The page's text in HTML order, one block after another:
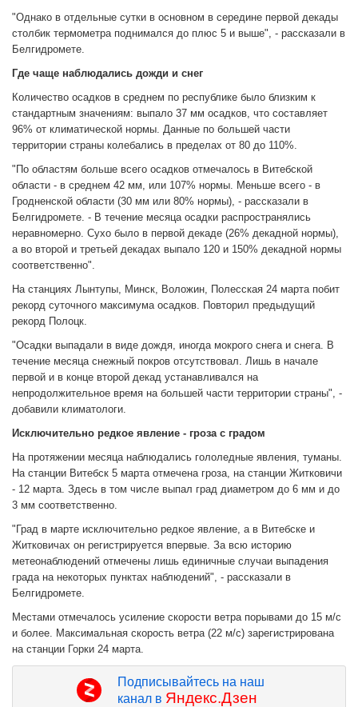
"Однако в отдельные сутки в основном в середине первой декады
столбик термометра поднимался до плюс 5 и выше", - рассказали в
Белгидромете.
Где чаще наблюдались дожди и снег
Количество осадков в среднем по республике было близким к
стандартным значениям: выпало 37 мм осадков, что составляет
96% от климатической нормы. Данные по большей части
территории страны колебались в пределах от 80 до 110%.
"По областям больше всего осадков отмечалось в Витебской
области - в среднем 42 мм, или 107% нормы. Меньше всего - в
Гродненской области (30 мм или 80% нормы), - рассказали в
Белгидромете. - В течение месяца осадки распространялись
неравномерно. Сухо было в первой декаде (26% декадной нормы),
а во второй и третьей декадах выпало 120 и 150% декадной нормы
соответственно".
На станциях Лынтупы, Минск, Воложин, Полесская 24 марта побит
рекорд суточного максимума осадков. Повторил предыдущий
рекорд Полоцк.
"Осадки выпадали в виде дождя, иногда мокрого снега и снега. В
течение месяца снежный покров отсутствовал. Лишь в начале
первой и в конце второй декад устанавливался на
непродолжительное время на большей части территории страны", -
добавили климатологи.
Исключительно редкое явление - гроза с градом
На протяжении месяца наблюдались гололедные явления, туманы.
На станции Витебск 5 марта отмечена гроза, на станции Житковичи
- 12 марта. Здесь в том числе выпал град диаметром до 6 мм и до
3 мм соответственно.
"Град в марте исключительно редкое явление, а в Витебске и
Житковичах он регистрируется впервые. За всю историю
метеонаблюдений отмечены лишь единичные случаи выпадения
града на некоторых пунктах наблюдений", - рассказали в
Белгидромете.
Местами отмечалось усиление скорости ветра порывами до 15 м/с
и более. Максимальная скорость ветра (22 м/с) зарегистрирована
на станции Горки 24 марта.
Подписывайтесь на наш
канал в Яндекс.Дзен